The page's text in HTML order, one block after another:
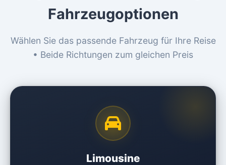
Fahrzeugoptionen
Wählen Sie das passende Fahrzeug für Ihre Reise
• Beide Richtungen zum gleichen Preis
Limousine